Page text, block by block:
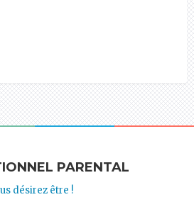
PARENTAL
désirez être !